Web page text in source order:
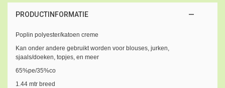
PRODUCTINFORMATIE
Poplin polyester/katoen creme
Kan onder andere gebruikt worden voor blouses, jurken,
sjaals/doeken, topjes, en meer
65%pe/35%co
1.44 mtr breed